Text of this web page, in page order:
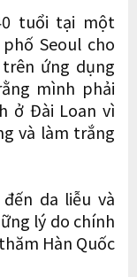
tuổi tại một
Seoul cho
ứng dụng
mình phải
ở Đài Loan vì
và làm trắng
da liễu và
lý do chính
Hàn Quốc